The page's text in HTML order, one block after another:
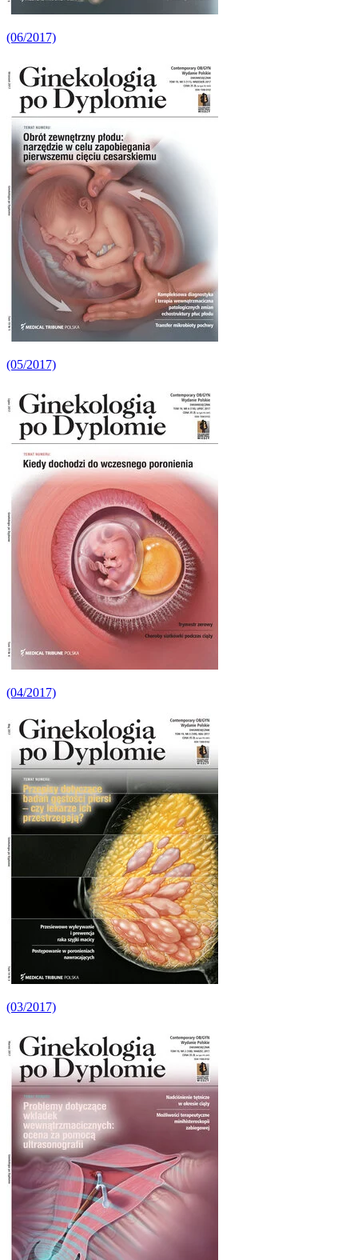
(06/2017)
(05/2017)
(04/2017)
(03/2017)